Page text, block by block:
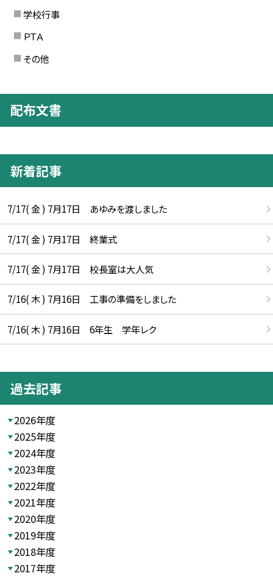
学校行事
ＰＴＡ
その他
配布文書
新着記事
7/17( 金 ) 7月17日 あゆみを渡しました
7/17( 金 ) 7月17日 終業式
7/17( 金 ) 7月17日 校長室は大人気
7/16( 木 ) 7月16日 工事の準備をしました
7/16( 木 ) 7月16日 6年生 学年レク
過去記事
2026年度
2025年度
2024年度
2023年度
2022年度
2021年度
2020年度
2019年度
2018年度
2017年度